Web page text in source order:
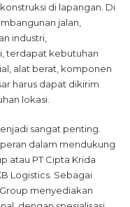
di lapangan. Di
jalan,
industri,
terdapat kebutuhan
alat berat, komponen
harus dapat dikirim
lokasi.
sangat penting.
dalam mendukung
atau PT Cipta Krida
Logistics. Sebagai
menyediakan